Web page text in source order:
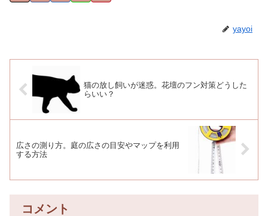
yayoi
猫の放し飼いが迷惑。花壇のフン対策どうした
らいい？
広さの測り方。庭の広さの目安やマップを利用
する方法
コメント